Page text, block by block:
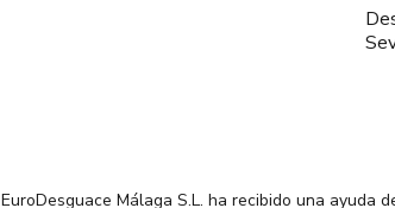
EuroDesguace Málaga S.L. ha recibido una ayuda